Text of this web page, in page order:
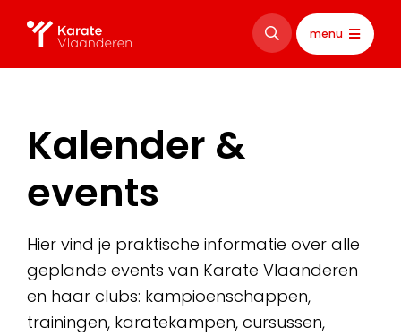
menu
Kalender &
events
Hier vind je praktische informatie over alle
geplande events van Karate Vlaanderen
en haar clubs: kampioenschappen,
trainingen, karatekampen, cursussen,